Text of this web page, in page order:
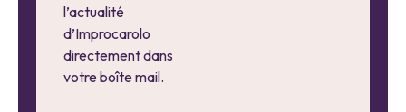
l’actualité
d’Improcarolo
directement dans
votre boîte mail.